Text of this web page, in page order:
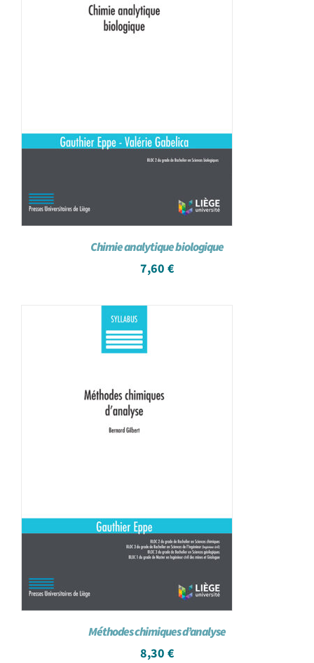
Chimie analytique biologique
7,60 €
Méthodes chimiques d’analyse
8,30 €